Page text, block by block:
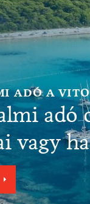
ADÓ A
adó
vagy